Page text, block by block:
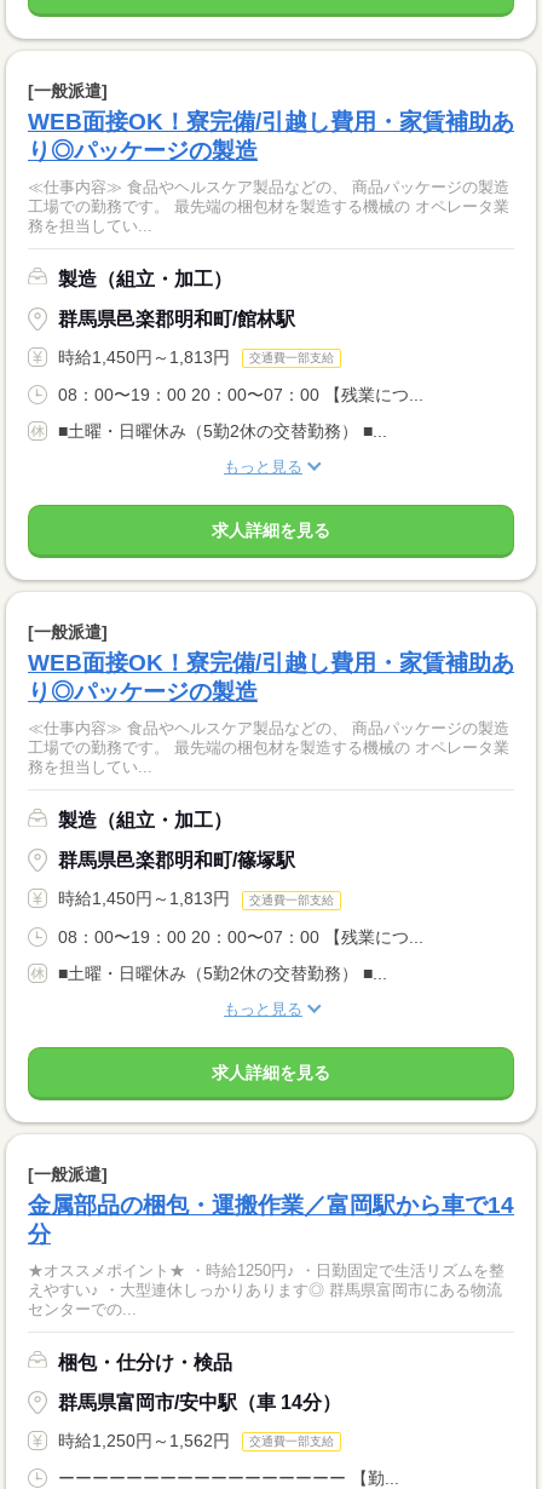
[一般派遣]
WEB面接OK！寮完備/引越し費用・家賃補助あ
り◎パッケージの製造
≪仕事内容≫ 食品やヘルスケア製品などの、 商品パッケージの製造
工場での勤務です。 最先端の梱包材を製造する機械の オペレータ業
務を担当してい...
製造（組立・加工）
群馬県邑楽郡明和町/館林駅
時給1,450円～1,813円 交通費一部支給
08：00〜19：00 20：00〜07：00 【残業につ...
■土曜・日曜休み（5勤2休の交替勤務） ■...
もっと見る
求人詳細を見る
[一般派遣]
WEB面接OK！寮完備/引越し費用・家賃補助あ
り◎パッケージの製造
≪仕事内容≫ 食品やヘルスケア製品などの、 商品パッケージの製造
工場での勤務です。 最先端の梱包材を製造する機械の オペレータ業
務を担当してい...
製造（組立・加工）
群馬県邑楽郡明和町/篠塚駅
時給1,450円～1,813円 交通費一部支給
08：00〜19：00 20：00〜07：00 【残業につ...
■土曜・日曜休み（5勤2休の交替勤務） ■...
もっと見る
求人詳細を見る
[一般派遣]
金属部品の梱包・運搬作業／富岡駅から車で14
分
★オススメポイント★ ・時給1250円♪ ・日勤固定で生活リズムを整
えやすい♪ ・大型連休しっかりあります◎ 群馬県富岡市にある物流
センターでの...
梱包・仕分け・検品
群馬県富岡市/安中駅（車 14分）
時給1,250円～1,562円 交通費一部支給
ーーーーーーーーーーーーーーーーー 【勤...